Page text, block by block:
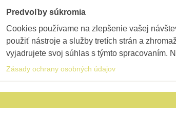
Predvoľby súkromia
Cookies používame na zlepšenie vašej
použiť nástroje a služby tretích strán a
vyjadrujete svoj súhlas s týmto spracovaním.
Zásady ochrany osobných údajov